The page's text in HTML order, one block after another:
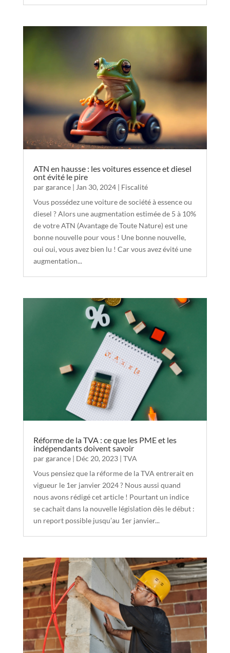
ATN en hausse : les voitures essence et diesel
ont évité le pire
pargarance| Jan 30, 2024| Fiscalité
Vous possédez une voiture de société à essence ou
diesel ? Alors une augmentation estimée de 5 à 10%
de votre ATN (Avantage de Toute Nature) est une
bonne nouvelle pour vous ! Une bonne nouvelle,
oui oui, vous avez bien lu ! Car vous avez évité une
augmentation...
Réforme de la TVA : ce que les PME et les
indépendants doivent savoir
pargarance| Déc 20, 2023| TVA
Vous pensiez que la réforme de la TVA entrerait en
vigueur le 1er janvier 2024 ? Nous aussi quand
nous avons rédigé cet article ! Pourtant un indice
se cachait dans la nouvelle législation dès le début :
un report possible jusqu’au 1er janvier...